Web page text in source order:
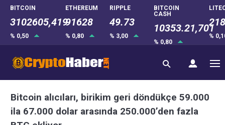
BITCOIN
3102605,419
% 0,50
ETHEREUM
91628
% 0,80
RIPPLE
49.73
% 3,00
BITCOIN
CASH
10353.21,701
% 0,80
%
Bitcoin alıcıları, birikim geri döndükçe 59.000
ila 67.000 dolar arasında 250.000’den fazla